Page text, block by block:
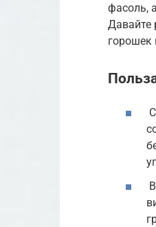
фасоль,
Давайте
горошек